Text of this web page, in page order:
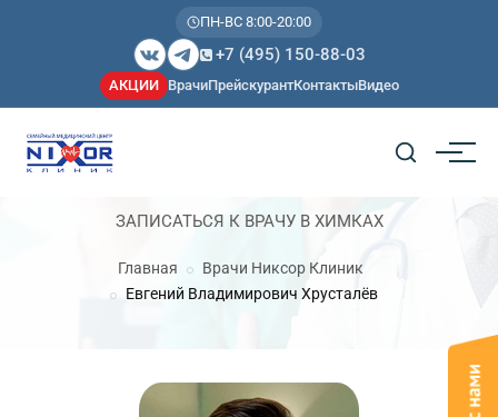
ПН-ВС 8:00-20:00
+7 (495) 150-88-03
АКЦИИ ВрачиПрейскурантКонтактыВидео
ЗАПИСАТЬСЯ К ВРАЧУ В ХИМКАХ
Главная
Врачи Никсор Клиник
Евгений Владимирович Хрусталёв